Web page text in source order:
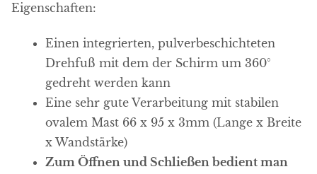
Eigenschaften:
Einen integrierten, pulverbeschichteten
Drehfuß mit dem der Schirm um 360°
gedreht werden kann
Eine sehr gute Verarbeitung mit stabilen
ovalem Mast 66 x 95 x 3mm (Lange x Breite
x Wandstärke)
Zum Öffnen und Schließen bedient man